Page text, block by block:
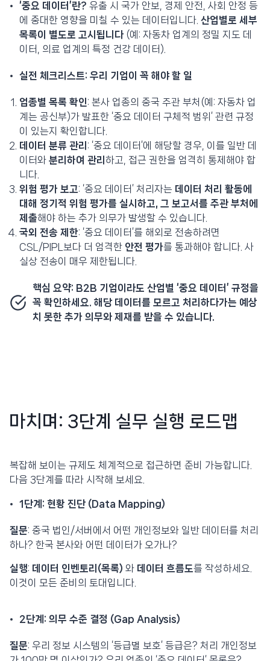
‘중요 데이터’란? 유출 시 국가 안보, 경제 안전, 사회 안정 등
에 중대한 영향을 미칠 수 있는 데이터입니다. 산업별로 세부
목록이 별도로 고시됩니다(예: 자동차 업계의 정밀 지도 데
이터, 의료 업계의 특정 건강 데이터).
실전 체크리스트: 우리 기업이 꼭 해야 할 일
업종별 목록 확인: 본사 업종의 중국 주관 부처(예: 자동차 업
계는 공신부)가 발표한 ‘중요 데이터 구체적 범위’ 관련 규정
이 있는지 확인합니다.
데이터 분류 관리 : ‘중요 데이터’에 해당할 경우, 이를 일반 데
이터와 분리하여 관리 하고, 접근 권한을 엄격히 통제해야 합
니다.
위험 평가 보고: ‘중요 데이터’ 처리자는 데이터 처리 활동에
대해 정기적 위험 평가를 실시하고, 그 보고서를 주관 부처에
제출해야 하는 추가 의무가 발생할 수 있습니다.
국외 전송 제한: ‘중요 데이터’를 해외로 전송하려면
CSL/PIPL보다 더 엄격한 안전 평가를 통과해야 합니다. 사
실상 전송이 매우 제한됩니다.
핵심 요약: B2B 기업이라도 산업별 ‘중요 데이터’ 규정을
꼭 확인하세요. 해당 데이터를 모르고 처리하다가는 예상
치 못한 추가 의무와 제재를 받을 수 있습니다.
마치며: 3단계 실무 실행 로드맵
복잡해 보이는 규제도 체계적으로 접근하면 준비 가능합니다.
다음 3단계를 따라 시작해 보세요.
1단계: 현황 진단 (Data Mapping)
질문: 중국 법인/서버에서 어떤 개인정보와 일반 데이터를 처리
하나? 한국 본사와 어떤 데이터가 오가나?
실행: 데이터 인벤토리(목록) 와 데이터 흐름도를 작성하세요.
이것이 모든 준비의 토대입니다.
2단계: 의무 수준 결정 (Gap Analysis)
질문: 우리 정보 시스템의 ‘등급별 보호’ 등급은? 처리 개인정보